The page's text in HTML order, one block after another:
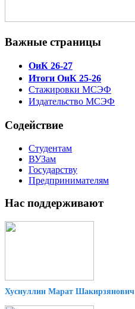
Важные страницы
ОиК 26-27
Итоги ОиК 25-26
Стажировки МСЭФ
Издательство МСЭФ
Содействие
Студентам
ВУЗам
Государству
Предпринимателям
Нас поддерживают
Хуснуллин Марат Шакирзянович